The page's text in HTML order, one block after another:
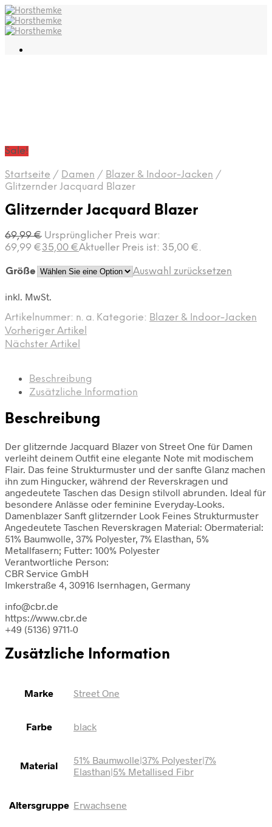
Sale!
Startseite / Damen / Blazer & Indoor-Jacken /
Glitzernder Jacquard Blazer
Glitzernder Jacquard Blazer
69,99€ Ursprünglicher Preis war:
69,99 €35,00 €Aktueller Preis ist: 35,00 €.
Größe Auswahl zurücksetzen
inkl. MwSt.
Artikelnummer: n. a. Kategorie: Blazer & Indoor-Jacken
Vorheriger Artikel
Nächster Artikel
Beschreibung
Zusätzliche Information
Beschreibung
Der glitzernde Jacquard Blazer von Street One für Damen
verleiht deinem Outfit eine elegante Note mit modischem
Flair. Das feine Strukturmuster und der sanfte Glanz machen
ihn zum Hingucker, während der Reverskragen und
angedeutete Taschen das Design stilvoll abrunden. Ideal für
besondere Anlässe oder feminine Everyday-Looks.
Damenblazer Sanft glitzernder Look Feines Strukturmuster
Angedeutete Taschen Reverskragen Material: Obermaterial:
51% Baumwolle, 37% Polyester, 7% Elasthan, 5%
Metallfasern; Futter: 100% Polyester
Verantwortliche Person:
CBR Service GmbH
Imkerstraße 4, 30916 Isernhagen, Germany
info@cbr.de
https://www.cbr.de
+49 (5136) 9711-0
Zusätzliche Information
Marke Street One
Farbe black
Material
51% Baumwolle|37% Polyester|7%
Elasthan|5% Metallised Fibr
Altersgruppe Erwachsene